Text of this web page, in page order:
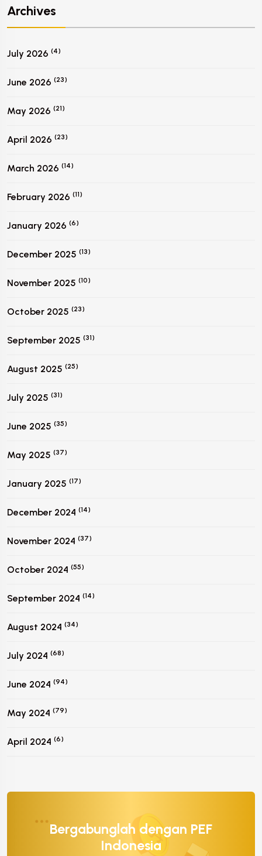
Archives
July 2026 (4)
June 2026 (23)
May 2026 (21)
April 2026 (23)
March 2026 (14)
February 2026 (11)
January 2026 (6)
December 2025 (13)
November 2025 (10)
October 2025 (23)
September 2025 (31)
August 2025 (25)
July 2025 (31)
June 2025 (35)
May 2025 (37)
January 2025 (17)
December 2024 (14)
November 2024 (37)
October 2024 (55)
September 2024 (14)
August 2024 (34)
July 2024 (68)
June 2024 (94)
May 2024 (79)
April 2024 (6)
Bergabunglah dengan PEF
Indonesia